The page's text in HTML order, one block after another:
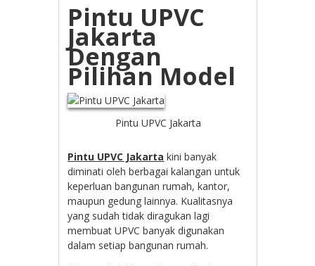
Pintu UPVC
Jakarta
Dengan
Pilihan Model
Pintu UPVC Jakarta
Pintu UPVC Jakarta kini banyak
diminati oleh berbagai kalangan untuk
keperluan bangunan rumah, kantor,
maupun gedung lainnya. Kualitasnya
yang sudah tidak diragukan lagi
membuat UPVC banyak digunakan
dalam setiap bangunan rumah.